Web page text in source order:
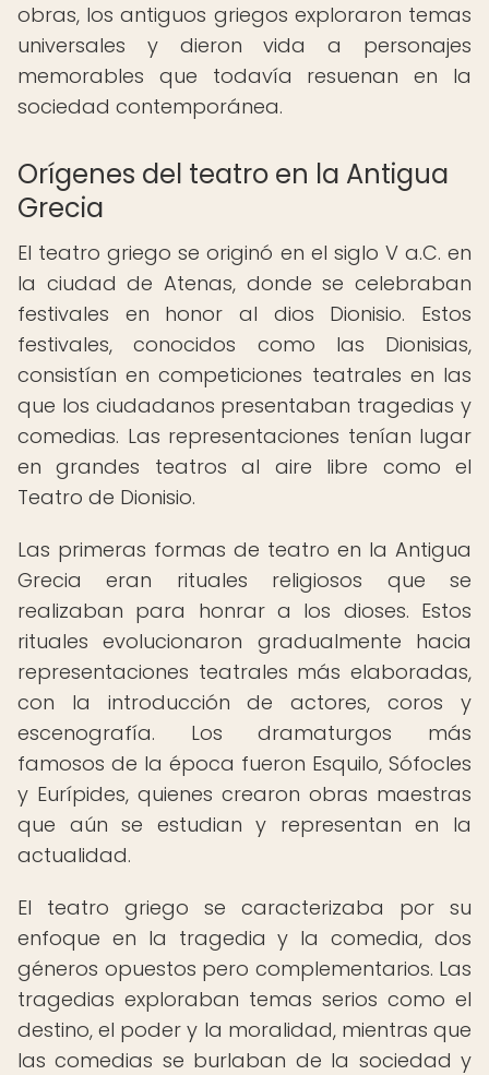
obras, los antiguos griegos exploraron temas
universales y dieron vida a personajes
memorables que todavía resuenan en la
sociedad contemporánea.
Orígenes del teatro en la Antigua
Grecia
El teatro griego se originó en el siglo V a.C. en
la ciudad de Atenas, donde se celebraban
festivales en honor al dios Dionisio. Estos
festivales, conocidos como las Dionisias,
consistían en competiciones teatrales en las
que los ciudadanos presentaban tragedias y
comedias. Las representaciones tenían lugar
en grandes teatros al aire libre como el
Teatro de Dionisio.
Las primeras formas de teatro en la Antigua
Grecia eran rituales religiosos que se
realizaban para honrar a los dioses. Estos
rituales evolucionaron gradualmente hacia
representaciones teatrales más elaboradas,
con la introducción de actores, coros y
escenografía. Los dramaturgos más
famosos de la época fueron Esquilo, Sófocles
y Eurípides, quienes crearon obras maestras
que aún se estudian y representan en la
actualidad.
El teatro griego se caracterizaba por su
enfoque en la tragedia y la comedia, dos
géneros opuestos pero complementarios. Las
tragedias exploraban temas serios como el
destino, el poder y la moralidad, mientras que
las comedias se burlaban de la sociedad y